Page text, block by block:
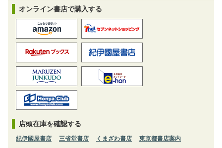
オンライン書店で購入する
店頭在庫を確認する
紀伊國屋書店 三省堂書店 くまざわ書店 東京都書店案内